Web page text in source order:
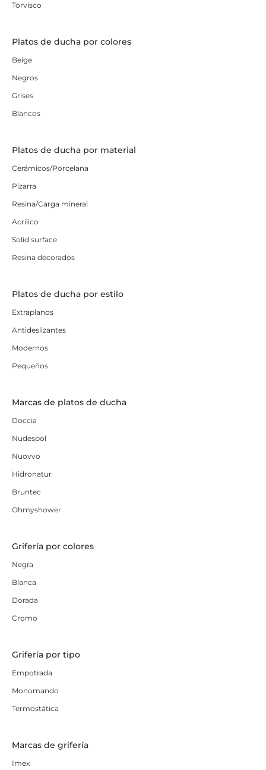
Torvisco
Platos de ducha por colores
Beige
Negros
Grises
Blancos
Platos de ducha por material
Cerámicos/Porcelana
Pizarra
Resina/Carga mineral
Acrílico
Solid surface
Resina decorados
Platos de ducha por estilo
Extraplanos
Antideslizantes
Modernos
Pequeños
Marcas de platos de ducha
Doccia
Nudespol
Nuovvo
Hidronatur
Bruntec
Ohmyshower
Grifería por colores
Negra
Blanca
Dorada
Cromo
Grifería por tipo
Empotrada
Monomando
Termostática
Marcas de grifería
Imex